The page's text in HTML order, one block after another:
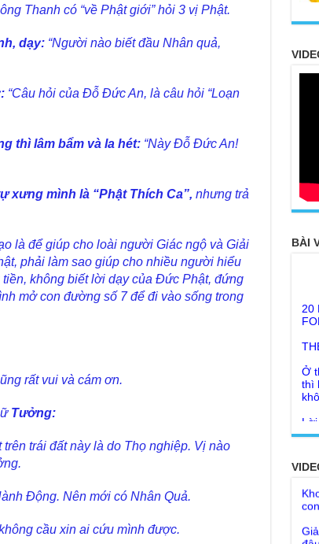
Thanh có “về Phật giới” hỏi 3 vị Phật.
dạy:“Người nào biết đầu Nhân quả,
“Câu hỏi của Đỗ Đức An, là câu hỏi “Loạn
thì lâm bẩm và la hét:“Này Đỗ Đức An!
xưng mình là “Phật Thích Ca”, nhưng trả
là để giúp cho loài người Giác ngộ và Giải
phải làm sao giúp cho nhiều người hiểu
không biết lời dạy của Đức Phật, đứng
mở con đường số 7 để đi vào sống trong
rất vui và cám ơn.
Tưởng:
trái đất này là do Thọ nghiệp. Vị nào
Động. Nên mới có Nhân Quả.
cầu xin ai cứu mình được.
BÀI
Ở
thì